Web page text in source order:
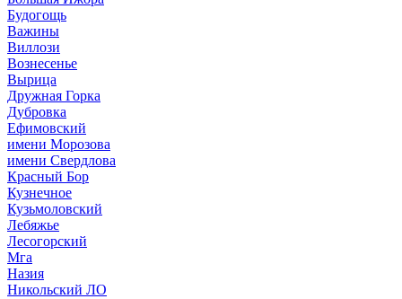
Будогощь
Важины
Виллози
Вознесенье
Вырица
Дружная Горка
Дубровка
Ефимовский
имени Морозова
имени Свердлова
Красный Бор
Кузнечное
Кузьмоловский
Лебяжье
Лесогорский
Мга
Назия
Никольский ЛО